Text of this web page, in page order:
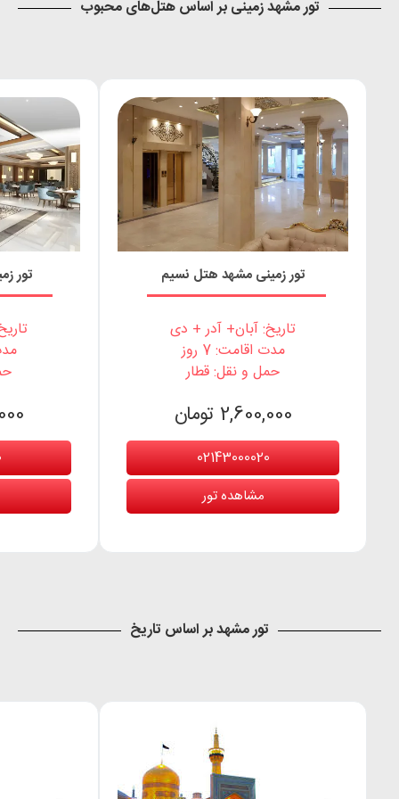
تور مشهد زمینی بر اساس هتل‌های محبوب
تور زمینی مشهد هتل نسیم
تاریخ: آبان+ آدر + دی
مدت اقامت: 7 روز
حمل و نقل: قطار
2,600,000 تومان
02143000020
مشاهده تور
تور
تور مشهد بر اساس تاریخ